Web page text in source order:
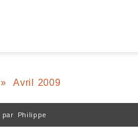
» Avril 2009
par Philippe